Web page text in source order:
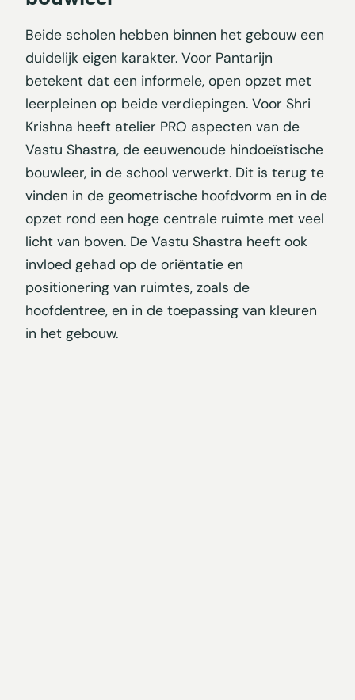
Beide scholen hebben binnen het gebouw een
duidelijk eigen karakter. Voor Pantarijn
betekent dat een informele, open opzet met
leerpleinen op beide verdiepingen. Voor Shri
Krishna heeft atelier PRO aspecten van de
Vastu Shastra, de eeuwenoude hindoeïstische
bouwleer, in de school verwerkt. Dit is terug te
vinden in de geometrische hoofdvorm en in de
opzet rond een hoge centrale ruimte met veel
licht van boven. De Vastu Shastra heeft ook
invloed gehad op de oriëntatie en
positionering van ruimtes, zoals de
hoofdentree, en in de toepassing van kleuren
in het gebouw.